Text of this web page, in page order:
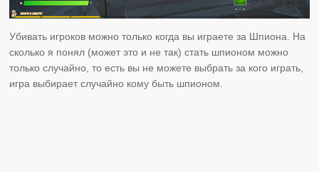
Убивать игроков можно только когда вы играете за Шпиона. На
сколько я понял (может это и не так) стать шпионом можно
только случайно, то есть вы не можете выбрать за кого играть,
игра выбирает случайно кому быть шпионом.